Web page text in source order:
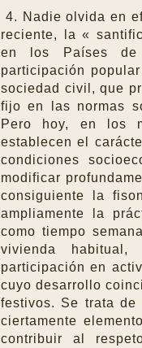
4. Nadie olvida en
reciente, la «
en los Países de
participación
sociedad civil, que
fijo en las normas
Pero hoy, en los
establecen el
condiciones
modificar
consiguiente la
ampliamente la
como tiempo
vivienda
participación en
cuyo desarrollo
festivos. Se trata
ciertamente
contribuir al